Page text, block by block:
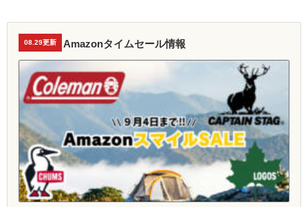
08.29更新 Amazonタイムセール情報